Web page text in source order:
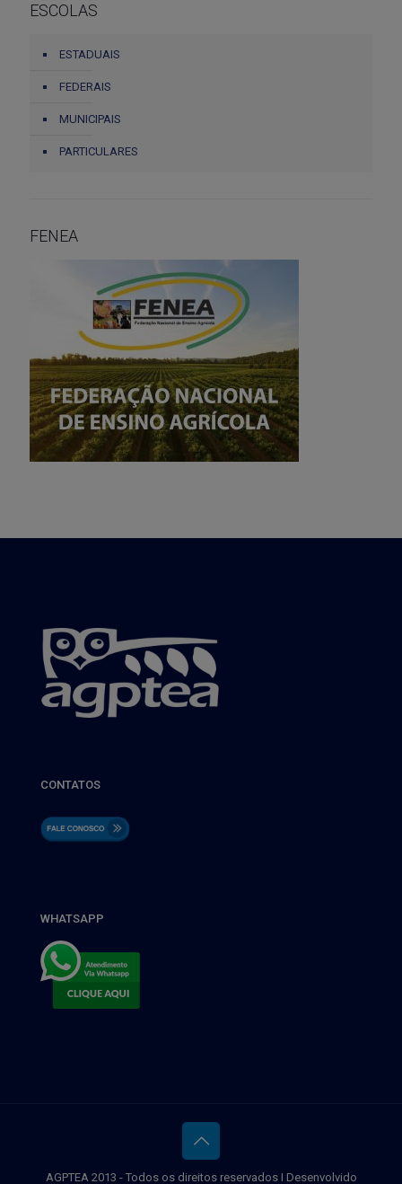
ESCOLAS
ESTADUAIS
FEDERAIS
MUNICIPAIS
PARTICULARES
FENEA
CONTATOS
WHATSAPP
AGPTEA 2013 - Todos os direitos reservados I Desenvolvido